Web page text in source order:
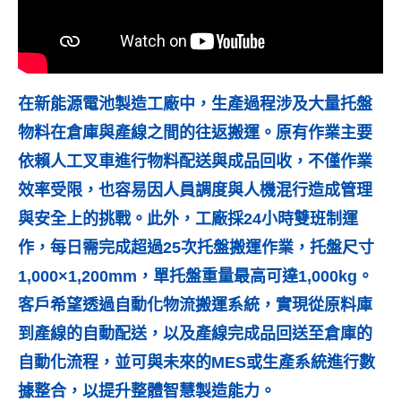
在新能源電池製造工廠中，生產過程涉及大量托盤
物料在倉庫與產線之間的往返搬運。原有作業主要
依賴人工叉車進行物料配送與成品回收，不僅作業
效率受限，也容易因人員調度與人機混行造成管理
與安全上的挑戰。此外，工廠採24小時雙班制運
作，每日需完成超過25次托盤搬運作業，托盤尺寸
1,000×1,200mm，單托盤重量最高可達1,000kg。
客戶希望透過自動化物流搬運系統，實現從原料庫
到產線的自動配送，以及產線完成品回送至倉庫的
自動化流程，並可與未來的MES或生產系統進行數
據整合，以提升整體智慧製造能力。